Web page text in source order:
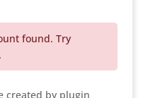
found. Try
created by plugin